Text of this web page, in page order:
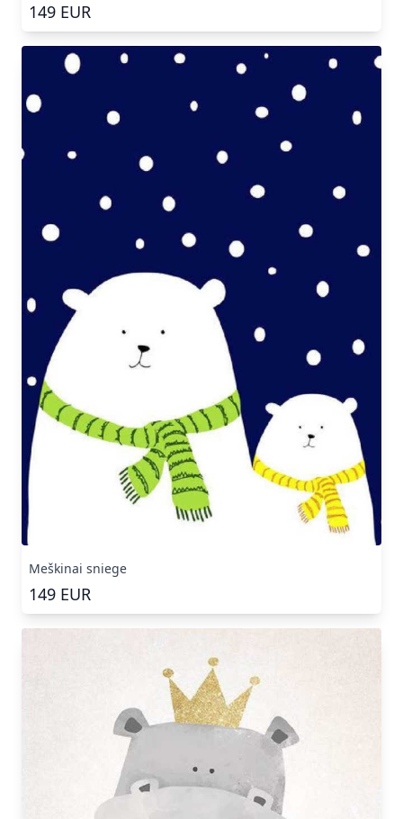
149 EUR
Meškinai sniege
149 EUR